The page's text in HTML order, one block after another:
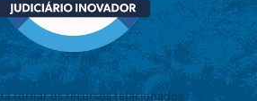
tornar os recursos relacionados